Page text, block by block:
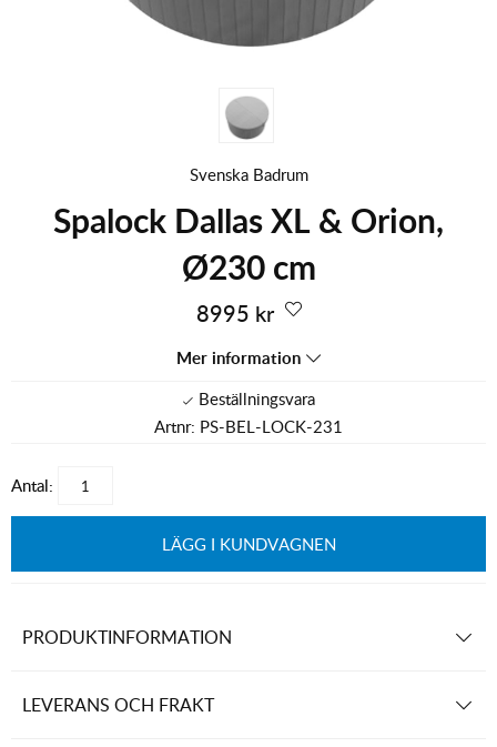
Svenska Badrum
Spalock Dallas XL & Orion,
Ø230 cm
8995 kr
Mer information
Artnr: PS-BEL-LOCK-231
Antal:
LÄGG I KUNDVAGNEN
PRODUKTINFORMATION
LEVERANS OCH FRAKT